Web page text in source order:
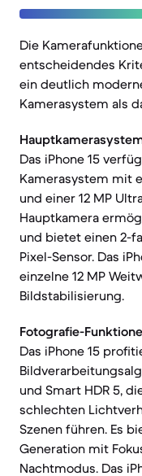
Die
entscheidendes
ein deutlich
Kamerasystem als
Das iPhone 15
Kamerasystem mit
und einer 12 MP
Hauptkamera
und bietet einen 2-
Pixel-Sensor. Das
einzelne 12 MP
Bildstabilisierung.
Fotografie-
Das iPhone 15
und Smart HDR 5,
schlechten
Szenen führen. Es
Generation mit
Nachtmodus. Das